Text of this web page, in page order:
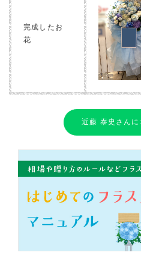
完成したお
花
近藤 泰史さん